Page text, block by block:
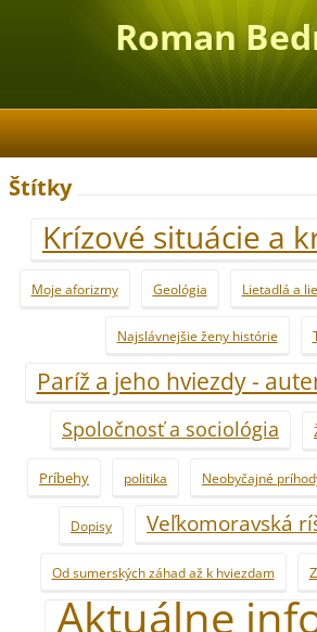
Roman
Štítky
Krízové situácie a
Moje aforizmy Geológia Lietadlá a
Najslávnejšie ženy histórie
Paríž a jeho hviezdy -
Spoločnosť a sociológia
Príbehy politika Neobyčajné
Dopisy Veľkomoravská
Od sumerských záhad až k hviezdam
Aktuálne